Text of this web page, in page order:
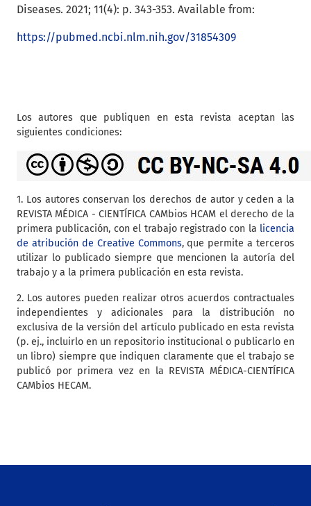
Diseases. 2021; 11(4): p. 343-353. Available from:
https://pubmed.ncbi.nlm.nih.gov/31854309
Los autores que publiquen en esta revista aceptan las
siguientes condiciones:
1. Los autores conservan los derechos de autor y ceden a la
REVISTA MÉDICA - CIENTÍFICA CAMbios HCAM el derecho de la
primera publicación, con el trabajo registrado con la licencia
de atribución de Creative Commons, que permite a terceros
utilizar lo publicado siempre que mencionen la autoría del
trabajo y a la primera publicación en esta revista.
2. Los autores pueden realizar otros acuerdos contractuales
independientes y adicionales para la distribución no
exclusiva de la versión del artículo publicado en esta revista
(p. ej., incluirlo en un repositorio institucional o publicarlo en
un libro) siempre que indiquen claramente que el trabajo se
publicó por primera vez en la REVISTA MÉDICA-CIENTÍFICA
CAMbios HECAM.